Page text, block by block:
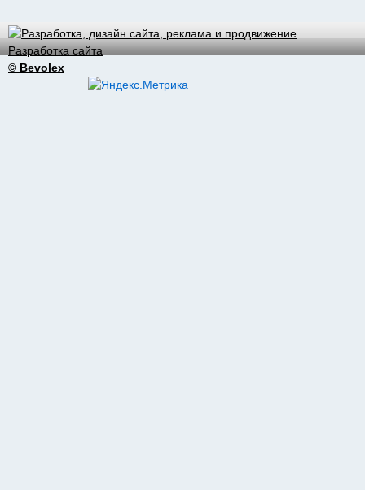
Разработка сайта
© Bevolex